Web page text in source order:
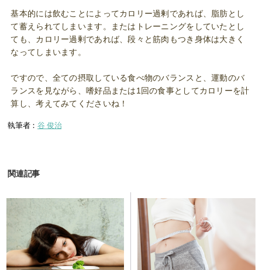
基本的には飲むことによってカロリー過剰であれば、脂肪とし
て蓄えられてしまいます。またはトレーニングをしていたとし
ても、カロリー過剰であれば、段々と筋肉もつき身体は大きく
なってしまいます。
ですので、全ての摂取している食べ物のバランスと、運動のバ
ランスを見ながら、嗜好品または1回の食事としてカロリーを計
算し、考えてみてくださいね！
執筆者： 谷 俊治
関連記事